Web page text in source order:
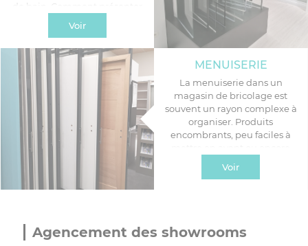
de bain. Comment présenter
aussi des volumes comme les
en tenant compte de tous les
impératifs qu’imposent un
espace de vente ? C’est la
tâche de l’agenceur que de
concevoir les espaces les plus
adaptés.
Voir
MENUISERIE
La menuiserie dans un
magasin de bricolage est
souvent un rayon complexe à
organiser. Produits
encombrants, peu faciles à
particulier : le rayon
exposition claire et un libre-
Voir
Agencement des showrooms